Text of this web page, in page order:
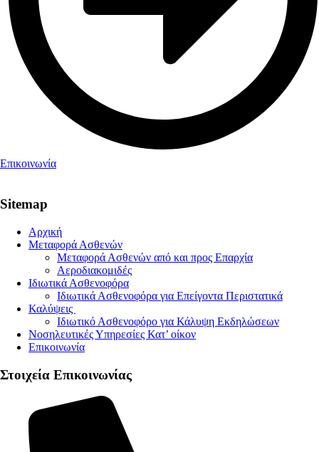
Επικοινωνία
Sitemap
Αρχική
Μεταφορά Ασθενών
Μεταφορά Ασθενών από και προς Επαρχία
Αεροδιακομιδές
Ιδιωτικά Ασθενοφόρα
Ιδιωτικά Ασθενοφόρα για Επείγοντα Περιστατικά
Καλύψεις
Ιδιωτικό Ασθενοφόρο για Κάλυψη Εκδηλώσεων
Νοσηλευτικές Υπηρεσίες Κατ’ οίκον
Επικοινωνία
Στοιχεία Επικοινωνίας